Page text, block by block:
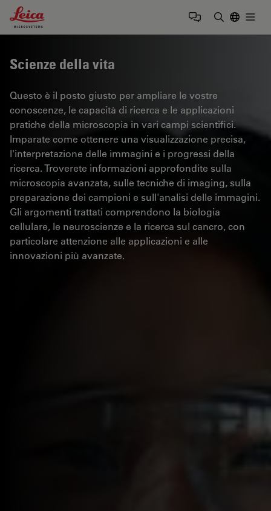
Leica Microsystems Logo
Scienze della vita
Questo è il posto giusto per ampliare le vostre
conoscenze, le capacità di ricerca e le applicazioni
pratiche della microscopia in vari campi scientifici.
Imparate come ottenere una visualizzazione precisa,
l'interpretazione delle immagini e i progressi della
ricerca. Troverete informazioni approfondite sulla
microscopia avanzata, sulle tecniche di imaging, sulla
preparazione dei campioni e sull'analisi delle immagini.
Gli argomenti trattati comprendono la biologia
cellulare, le neuroscienze e la ricerca sul cancro, con
particolare attenzione alle applicazioni e alle
innovazioni più avanzate.